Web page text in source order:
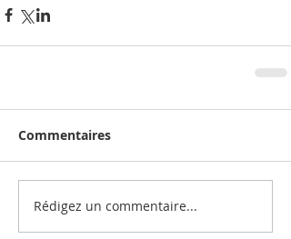
Commentaires
Rédigez un commentaire...